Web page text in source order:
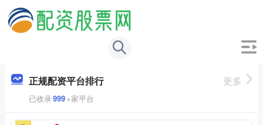
正规配资平台排行
已收录999+家平台
更多